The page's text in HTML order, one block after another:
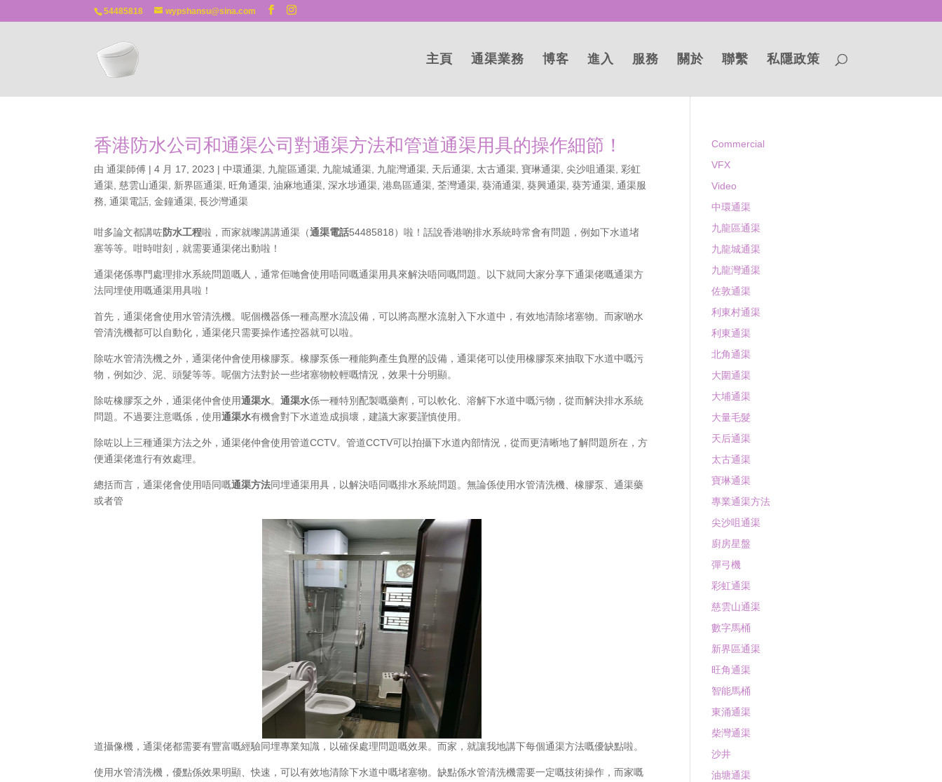
54485818 wypshansu@sina.com
主頁 通渠業務 博客 進入 服務 關於 聯繫 私隱政策
香港防水公司和通渠公司對通渠方法和管道通渠用具的操作細節！
由通渠師傅 |4 月 17, 2023 |中環通渠 九龍區通渠 九龍城通渠 九龍灣通渠 天后通渠 太古通渠 ,寶琳通渠 尖沙咀通渠 ,彩虹
通渠 ,慈雲山通渠 新界區通渠 旺角通渠 ,油麻地通渠 ,深水埗通渠 ,港島區通渠 ,荃灣通渠 ,葵涌通渠 ,葵興通渠 ,葵芳通渠 ,通渠服
務 ,通渠電話 ,金鐘通渠 ,長沙灣通渠
咁多論文都講咗防水工程啦，而家就嚟講講通渠（通渠電話54485818）啦！話說香港啲排水系統時常會有問題，例如下水道堵
塞等等。咁時咁刻，就需要通渠佬出動啦！
通渠佬係專門處理排水系統問題嘅人，通常佢哋會使用唔同嘅通渠用具來解決唔同嘅問題。以下就同大家分享下通渠佬嘅通渠方
法同埋使用嘅通渠用具啦！
首先，通渠佬會使用水管清洗機。呢個機器係一種高壓水流設備，可以將高壓水流射入下水道中，有效地清除堵塞物。而家啲水
管清洗機都可以自動化，通渠佬只需要操作遙控器就可以啦。
除咗水管清洗機之外，通渠佬仲會使用橡膠泵。橡膠泵係一種能夠產生負壓的設備，通渠佬可以使用橡膠泵來抽取下水道中嘅污
物，例如沙、泥、頭髮等等。呢個方法對於一些堵塞物較輕嘅情況，效果十分明顯。
除咗橡膠泵之外，通渠佬仲會使用通渠水。通渠水係一種特別配製嘅藥劑，可以軟化、溶解下水道中嘅污物，從而解決排水系統
問題。不過要注意嘅係，使用通渠水有機會對下水道造成損壞，建議大家要謹慎使用。
除咗以上三種通渠方法之外，通渠佬仲會使用管道CCTV。管道CCTV可以拍攝下水道內部情況，從而更清晰地了解問題所在，方
便通渠佬進行有效處理。
總括而言，通渠佬會使用唔同嘅通渠方法同埋通渠用具，以解決唔同嘅排水系統問題。無論係使用水管清洗機、橡膠泵、通渠藥
或者管
道攝像機，通渠佬都需要有豐富嘅經驗同埋專業知識，以確保處理問題嘅效果。而家，就讓我地講下每個通渠方法嘅優缺點啦。
使用水管清洗機，優點係效果明顯、快速，可以有效地清除下水道中嘅堵塞物。缺點係水管清洗機需要一定嘅技術操作，而家嘅
Commercial
VFX
Video
中環通渠
九龍區通渠
九龍城通渠
九龍灣通渠
佐敦通渠
利東村通渠
利東通渠
北角通渠
大圍通渠
大埔通渠
大量毛髮
天后通渠
太古通渠
寶琳通渠
專業通渠方法
尖沙咀通渠
廚房星盤
彈弓機
彩虹通渠
慈雲山通渠
數字馬桶
新界區通渠
旺角通渠
智能馬桶
東涌通渠
柴灣通渠
沙井
油塘通渠